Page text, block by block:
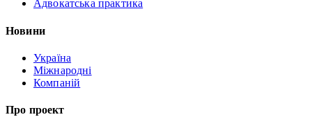
Адвокатська практика
Новини
Україна
Міжнародні
Компаній
Про проект